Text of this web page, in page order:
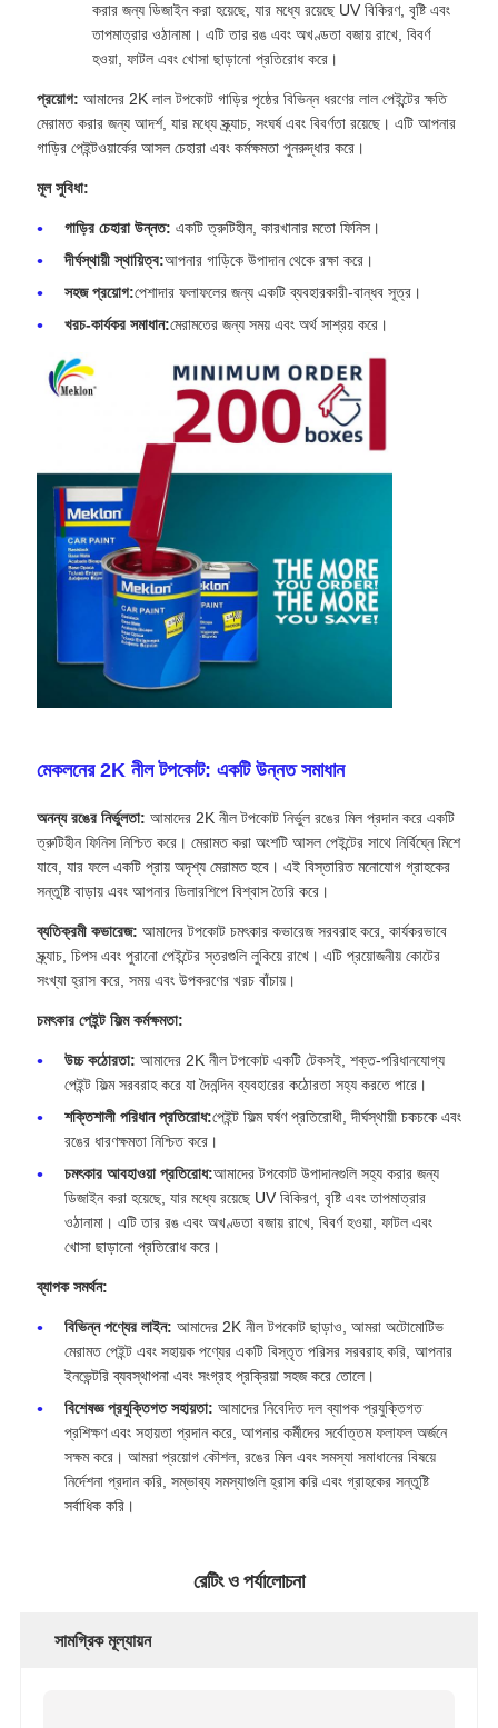
করার জন্য ডিজাইন করা হয়েছে, যার মধ্যে রয়েছে UV বিকিরণ, বৃষ্টি এবং
তাপমাত্রার ওঠানামা। এটি তার রঙ এবং অখণ্ডতা বজায় রাখে, বিবর্ণ
হওয়া, ফাটল এবং খোসা ছাড়ানো প্রতিরোধ করে।
প্রয়োগ: আমাদের 2K লাল টপকোট গাড়ির পৃষ্ঠের বিভিন্ন ধরণের লাল পেইন্টের ক্ষতি
মেরামত করার জন্য আদর্শ, যার মধ্যে স্ক্র্যাচ, সংঘর্ষ এবং বিবর্ণতা রয়েছে। এটি আপনার
গাড়ির পেইন্টওয়ার্কের আসল চেহারা এবং কর্মক্ষমতা পুনরুদ্ধার করে।
মূল সুবিধা:
গাড়ির চেহারা উন্নত: একটি ত্রুটিহীন, কারখানার মতো ফিনিস।
দীর্ঘস্থায়ী স্থায়িত্ব:আপনার গাড়িকে উপাদান থেকে রক্ষা করে।
সহজ প্রয়োগ:পেশাদার ফলাফলের জন্য একটি ব্যবহারকারী-বান্ধব সূত্র।
খরচ-কার্যকর সমাধান:মেরামতের জন্য সময় এবং অর্থ সাশ্রয় করে।
মেকলনের 2K নীল টপকোট: একটি উন্নত সমাধান
অনন্য রঙের নির্ভুলতা: আমাদের 2K নীল টপকোট নির্ভুল রঙের মিল প্রদান করে একটি
ত্রুটিহীন ফিনিস নিশ্চিত করে। মেরামত করা অংশটি আসল পেইন্টের সাথে নির্বিঘ্নে মিশে
যাবে, যার ফলে একটি প্রায় অদৃশ্য মেরামত হবে। এই বিস্তারিত মনোযোগ গ্রাহকের
সন্তুষ্টি বাড়ায় এবং আপনার ডিলারশিপে বিশ্বাস তৈরি করে।
ব্যতিক্রমী কভারেজ: আমাদের টপকোট চমৎকার কভারেজ সরবরাহ করে, কার্যকরভাবে
স্ক্র্যাচ, চিপস এবং পুরানো পেইন্টের স্তরগুলি লুকিয়ে রাখে। এটি প্রয়োজনীয় কোটের
সংখ্যা হ্রাস করে, সময় এবং উপকরণের খরচ বাঁচায়।
চমৎকার পেইন্ট ফিল্ম কর্মক্ষমতা:
উচ্চ কঠোরতা: আমাদের 2K নীল টপকোট একটি টেকসই, শক্ত-পরিধানযোগ্য
পেইন্ট ফিল্ম সরবরাহ করে যা দৈনন্দিন ব্যবহারের কঠোরতা সহ্য করতে পারে।
শক্তিশালী পরিধান প্রতিরোধ:পেইন্ট ফিল্ম ঘর্ষণ প্রতিরোধী, দীর্ঘস্থায়ী চকচকে এবং
রঙের ধারণক্ষমতা নিশ্চিত করে।
চমৎকার আবহাওয়া প্রতিরোধ:আমাদের টপকোট উপাদানগুলি সহ্য করার জন্য
ডিজাইন করা হয়েছে, যার মধ্যে রয়েছে UV বিকিরণ, বৃষ্টি এবং তাপমাত্রার
ওঠানামা। এটি তার রঙ এবং অখণ্ডতা বজায় রাখে, বিবর্ণ হওয়া, ফাটল এবং
খোসা ছাড়ানো প্রতিরোধ করে।
ব্যাপক সমর্থন:
বিভিন্ন পণ্যের লাইন: আমাদের 2K নীল টপকোট ছাড়াও, আমরা অটোমোটিভ
মেরামত পেইন্ট এবং সহায়ক পণ্যের একটি বিস্তৃত পরিসর সরবরাহ করি, আপনার
ইনভেন্টরি ব্যবস্থাপনা এবং সংগ্রহ প্রক্রিয়া সহজ করে তোলে।
বিশেষজ্ঞ প্রযুক্তিগত সহায়তা: আমাদের নিবেদিত দল ব্যাপক প্রযুক্তিগত
প্রশিক্ষণ এবং সহায়তা প্রদান করে, আপনার কর্মীদের সর্বোত্তম ফলাফল অর্জনে
সক্ষম করে। আমরা প্রয়োগ কৌশল, রঙের মিল এবং সমস্যা সমাধানের বিষয়ে
নির্দেশনা প্রদান করি, সম্ভাব্য সমস্যাগুলি হ্রাস করি এবং গ্রাহকের সন্তুষ্টি
সর্বাধিক করি।
রেটিং ও পর্যালোচনা
সামগ্রিক মূল্যায়ন